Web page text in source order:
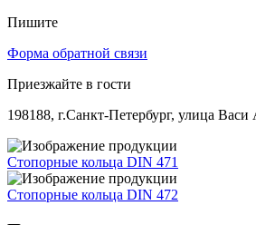
Пишите
Форма обратной связи
Приезжайте в гости
198188, г.Санкт-Петербург, улица Васи
Стопорные кольца DIN 471
Стопорные кольца DIN 472